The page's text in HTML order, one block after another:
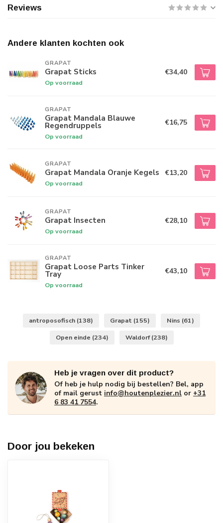
Reviews
Andere klanten kochten ook
GRAPAT
Grapat Sticks
Op voorraad
€34,40
GRAPAT
Grapat Mandala Blauwe
Regendruppels
Op voorraad
€16,75
GRAPAT
Grapat Mandala Oranje Kegels
Op voorraad
€13,20
GRAPAT
Grapat Insecten
Op voorraad
€28,10
GRAPAT
Grapat Loose Parts Tinker
Tray
Op voorraad
€43,10
antroposofisch (138) Grapat (155) Nins (61)
Open einde (234) Waldorf(238)
Heb je vragen over dit product?
Of heb je hulp nodig bij bestellen? Bel, app
of mail gerust info@houtenplezier.nl or +31
6 83 41 7554.
Door jou bekeken